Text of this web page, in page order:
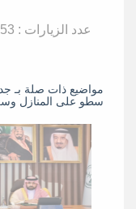
عدد الزيارات : 753 زيارة
سطو على المنازل